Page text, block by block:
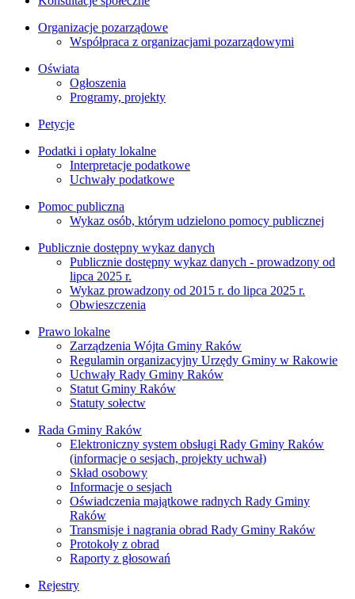
Organizacje pozarządowe
Współpraca z organizacjami pozarządowymi
Oświata
Ogłoszenia
Programy, projekty
Petycje
Podatki i opłaty lokalne
Interpretacje podatkowe
Uchwały podatkowe
Pomoc publiczna
Wykaz osób, którym udzielono pomocy publicznej
Publicznie dostępny wykaz danych
Publicznie dostępny wykaz danych - prowadzony od
lipca 2025 r.
Wykaz prowadzony od 2015 r. do lipca 2025 r.
Obwieszczenia
Prawo lokalne
Zarządzenia Wójta Gminy Raków
Regulamin organizacyjny Urzędy Gminy w Rakowie
Uchwały Rady Gminy Raków
Statut Gminy Raków
Statuty sołectw
Rada Gminy Raków
Elektroniczny system obsługi Rady Gminy Raków
(informacje o sesjach, projekty uchwał)
Skład osobowy
Informacje o sesjach
Oświadczenia majątkowe radnych Rady Gminy
Raków
Transmisje i nagrania obrad Rady Gminy Raków
Protokoły z obrad
Raporty z głosowań
Rejestry